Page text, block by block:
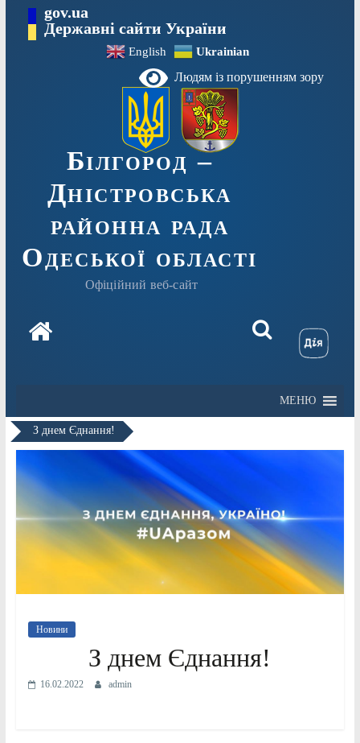
вмісту
gov.ua
Державні сайти України
English Ukrainian
Людям із порушенням зору
Білгород –
Дністровська
районна рада
Одеської області
Офіційний веб-сайт
МЕНЮ
З днем Єднання!
Новини
З днем Єднання!
16.02.2022 admin